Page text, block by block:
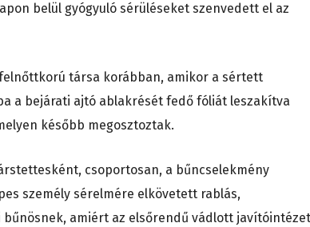
belül gyógyuló sérüléseket szenvedett el az
társa korábban, amikor a sértett
a bejárati ajtó ablakrését fedő fóliát leszakítva
később megosztoztak.
csoportosan, a bűncselekmény
személy sérelmére elkövetett rablás,
amiért az elsőrendű vádlott